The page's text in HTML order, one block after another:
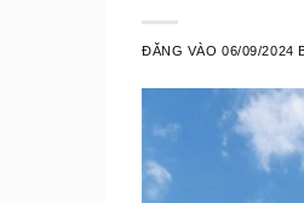
ĐĂNG VÀO06/09/2024